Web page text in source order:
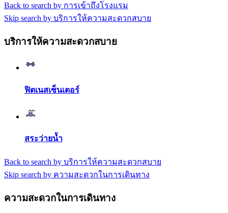
Back to search by การเข้าถึงโรงแรม
Skip search by บริการให้ความสะดวกสบาย
บริการให้ความสะดวกสบาย
ฟิตเนสเซ็นเตอร์
สระว่ายน้ำ
Back to search by บริการให้ความสะดวกสบาย
Skip search by ความสะดวกในการเดินทาง
ความสะดวกในการเดินทาง